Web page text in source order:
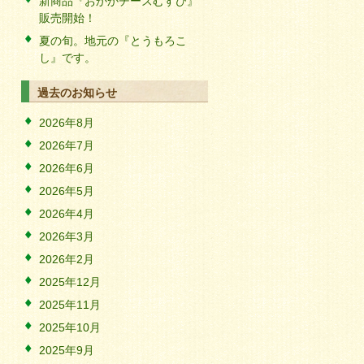
販売開始！
夏の旬。地元の『とうもろこ
し』です。
過去のお知らせ
2026年8月
2026年7月
2026年6月
2026年5月
2026年4月
2026年3月
2026年2月
2025年12月
2025年11月
2025年10月
2025年9月